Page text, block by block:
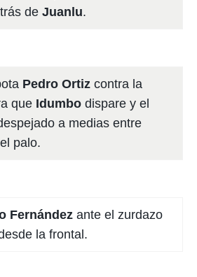
de Juanlu.
Pedro Ortiz contra la
que Idumbo dispare y el
a medias entre
palo.
Fernández ante el zurdazo
la frontal.